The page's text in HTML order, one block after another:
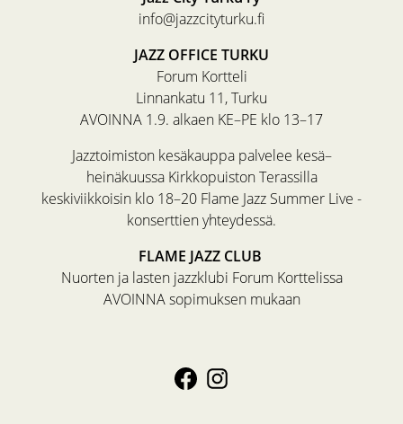
info@jazzcityturku.fi
JAZZ OFFICE TURKU
Forum Kortteli
Linnankatu 11, Turku
AVOINNA 1.9. alkaen KE–PE klo 13–17
Jazztoimiston kesäkauppa palvelee kesä–
heinäkuussa Kirkkopuiston Terassilla
keskiviikkoisin klo 18–20 Flame Jazz Summer Live -
konserttien yhteydessä.
FLAME JAZZ CLUB
Nuorten ja lasten jazzklubi Forum Korttelissa
AVOINNA sopimuksen mukaan